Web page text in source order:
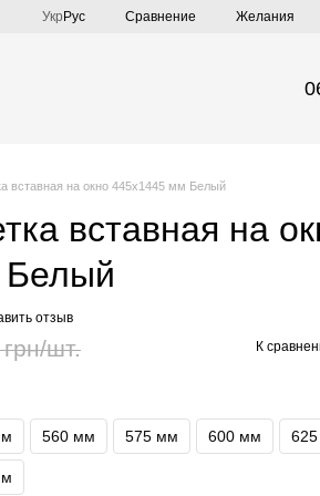
Укр Рус Сравнение Желания
вставная на окно 445х1445 мм Белый
вставная на
отзыв
шт. К
560 мм 575 мм 600 мм